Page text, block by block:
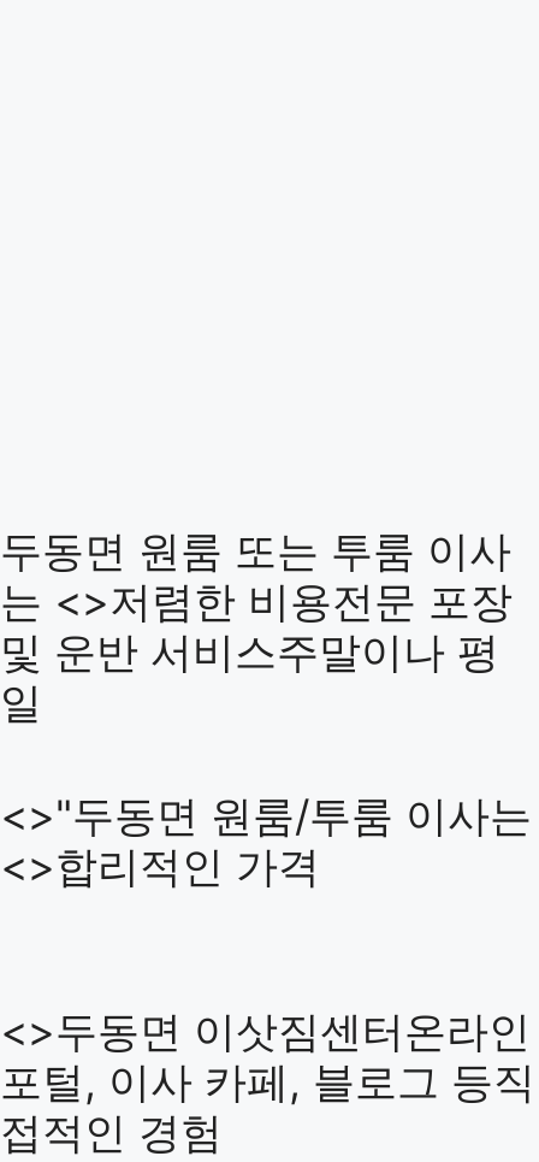
두동면 원룸 또는 투룸 이사
는 <>저렴한 비용전문 포장
및 운반 서비스주말이나 평
일
<>"두동면 원룸/투룸 이사는
<>합리적인 가격
<>두동면 이삿짐센터온라인
포털, 이사 카페, 블로그 등직
접적인 경험